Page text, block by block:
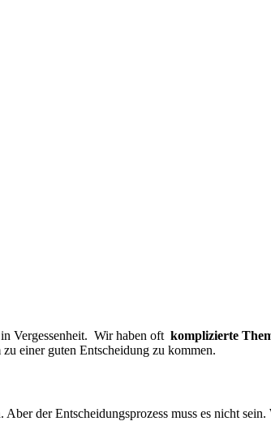
Ver­gessenheit. Wir haben oft komplizierte
zu einer guten Entscheidung zu kommen.
der Entscheidungsprozess muss es nicht sein.